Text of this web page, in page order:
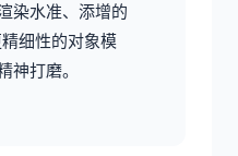
染水准、添增的
细性的对象模
神打磨。